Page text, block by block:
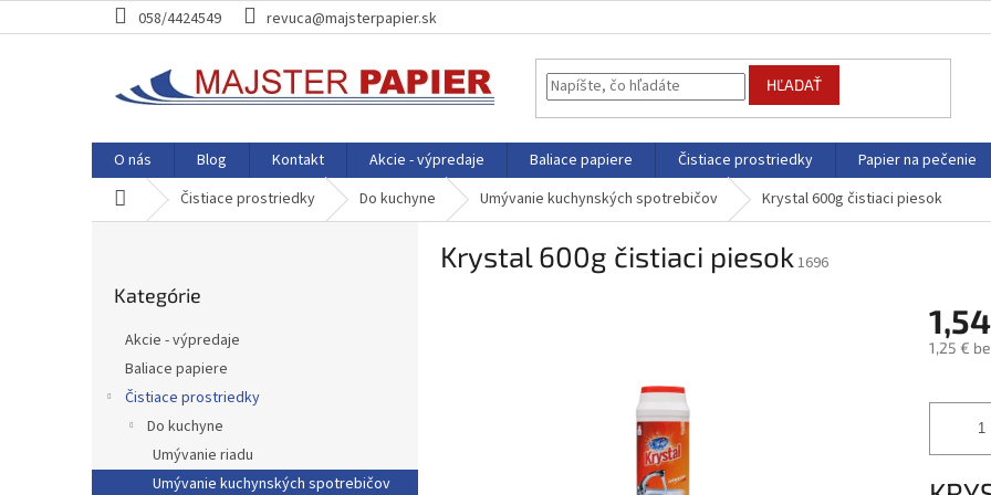
na
058/4424549 revuca@majsterpapier.sk
HĽADAŤ
O nás Blog Kontakt Akcie - výpredaje Baliace papiere Čistiace prostriedky Papier na pečenie
DomovČistiace prostriedky Do kuchyne Umývanie kuchynských spotrebičov Krystal 600g čistiaci piesok
kategórie
Kategórie
Akcie - výpredaje
Baliace papiere
Čistiace prostriedky
Do kuchyne
Umývanie riadu
Umývanie kuchynských spotrebičov
Krystal 600g čistiaci piesok 1696
1,25 €
cena: